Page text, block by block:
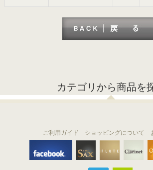
カテゴリから商品を
ご利用ガイド ショッピングについて